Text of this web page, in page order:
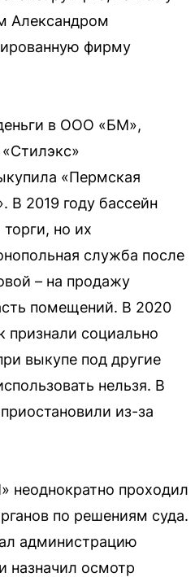
Александром
фирму
в ООО «БМ»,
«Пермская
В 2019 году бассейн
но их
служба после
– на продажу
помещений. В 2020
признали социально
выкупе под другие
нельзя. В
из-за
неоднократно проходил
по решениям суда.
администрацию
назначил осмотр